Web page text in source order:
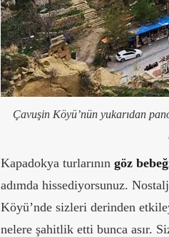
Çavuşin Köyü’nün yukarıdan
Kapadokya turlarının göz
adımda hissediyorsunuz.
Köyü’nde sizleri derinden
nelere şahitlik etti bunca asır.